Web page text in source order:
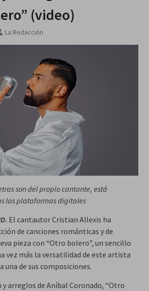
(video)
La Redacción
son del propio cantante, está
las plataformas digitales
El cantautor Cristian Allexis ha
de canciones románticas y de
pieza con “Otro bolero”, un sencillo
vez más la versatilidad de este artista
una de sus composiciones.
y arreglos de Aníbal Coronado, “Otro